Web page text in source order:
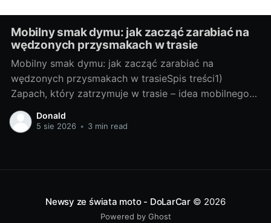
Mobilny smak dymu: jak zacząć zarabiać na
wędzonych przysmakach w trasie
Mobilny smak dymu: jak zacząć zarabiać na
wędzonych przysmakach w trasieSpis treści1)
Zapach, który zatrzymuje w trasie – idea mobilnego
wędzenia- Dlaczego dym “sprzedaje się” na kołach-
Kto kupuje: kierowcy, turyści, lokalni- Gdzie stanąć:
przyczepa, pickup + smoker-
Donald
5 sie 2026 • 3 min read
Newsy ze świata moto - DoLarCar © 2026
Powered by Ghost